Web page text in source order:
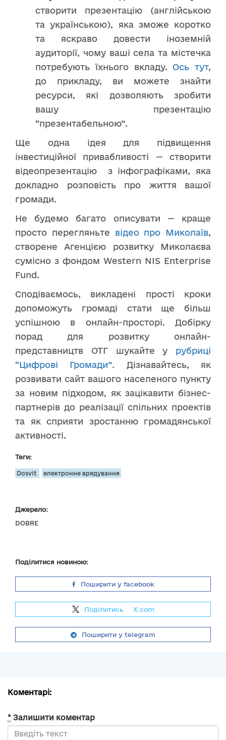
створити презентацію (англійською
та українською), яка зможе коротко
та яскраво довести іноземній
аудиторії, чому ваші села та містечка
потребують їхнього вкладу. Ось тут,
до прикладу, ви можете знайти
ресурси, які дозволяють зробити
вашу презентацію
“презентабельною”.
Ще одна ідея для підвищення
інвестиційної привабливості — створити
відеопрезентацію з інфографіками, яка
докладно розповість про життя вашої
громади.
Не будемо багато описувати — краще
просто перегляньте відео про Миколаїв,
створене Агенцією розвитку Миколаєва
сумісно з фондом Western NIS Enterprise
Fund.
Сподіваємось, викладені прості кроки
допоможуть громаді стати ще більш
успішною в онлайн-просторі. Добірку
порад для розвитку онлайн-
представництв ОТГ шукайте у рубриці
“Цифрові Громади”. Дізнавайтесь, як
розвивати сайт вашого населеного пункту
за новим підходом, як зацікавити бізнес-
партнерів до реалізації спільних проектів
та як сприяти зростанню громадянської
активності.
Теги:
Dosvit електронне врядування
Джерело:
DOBRE
Поділитися новиною:
Поширити у facebook
Поділитись X.com
Поширити у telegram
Коментарі:
* Залишити коментар